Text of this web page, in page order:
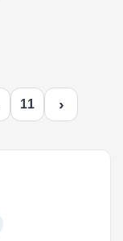
11 ›